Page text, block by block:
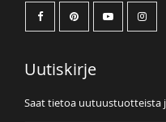
Uutiskirje
Saat tietoa uutuustuotteista